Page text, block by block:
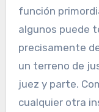
función
algunos puede
precisamente
un terreno de
juez y parte.
cualquier otra